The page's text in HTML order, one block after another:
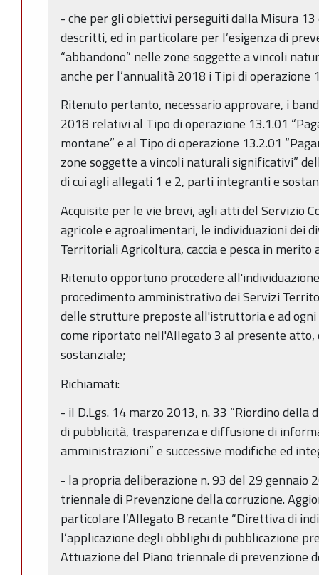
- che per gli obiettivi perseguiti dalla Misura 13
descritti, ed in particolare per l’esigenza di
“abbandono” nelle zone soggette a vincoli
anche per l’annualità 2018 i Tipi di operazione
Ritenuto pertanto, necessario approvare, i
2018 relativi al Tipo di operazione 13.1.01
montane” e al Tipo di operazione 13.2.01
zone soggette a vincoli naturali significativi”
di cui agli allegati 1 e 2, parti integranti e
Acquisite per le vie brevi, agli atti del Servizio
agricole e agroalimentari, le individuazioni dei
Territoriali Agricoltura, caccia e pesca in
Ritenuto opportuno procedere
procedimento amministrativo dei Servizi
delle strutture preposte all'istruttoria e ad
come riportato nell'Allegato 3 al presente
sostanziale;
Richiamati:
- il D.Lgs. 14 marzo 2013, n. 33 “Riordino
di pubblicità, trasparenza e diffusione di
amministrazioni” e successive modifiche ed
- la propria deliberazione n. 93 del 29 gennaio
triennale di Prevenzione della corruzione.
particolare l’Allegato B recante “Direttiva di
l’applicazione degli obblighi di pubblicazione
Attuazione del Piano triennale di prevenzione